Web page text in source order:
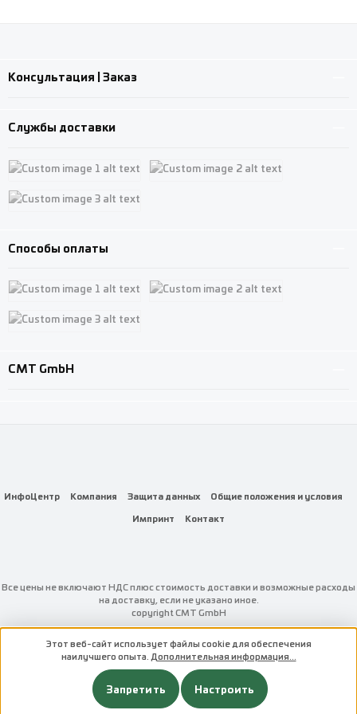
Консультация | Заказ
Службы доставки
Custom image 1
Способы оплаты
Custom image 1
CMT GmbH
ИнфоЦентр Компания Защита данных
Общие положения и условия
Импринт
Контакт
Все цены не включают НДС плюс стоимость доставкии возможные расходы
на доставку, если не указано иное.
copyright CMT GmbH
Этот веб-сайт использует файлы cookie для обеспечения
наилучшего опыта. Дополнительная информация...
Запретить Настроить